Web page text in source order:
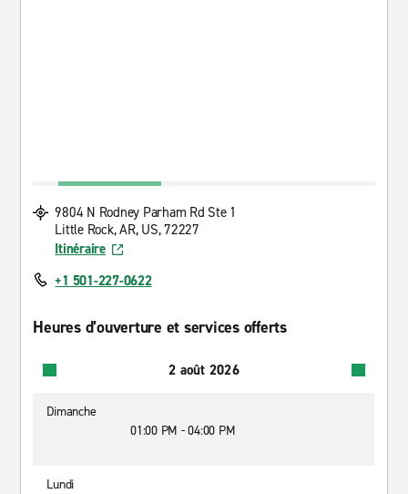
9804 N Rodney Parham Rd Ste 1
Little Rock, AR, US, 72227
Itinéraire
+1 501-227-0622
Heures d’ouverture et services offerts
2 août 2026
Dimanche
01:00 PM - 04:00 PM
Lundi